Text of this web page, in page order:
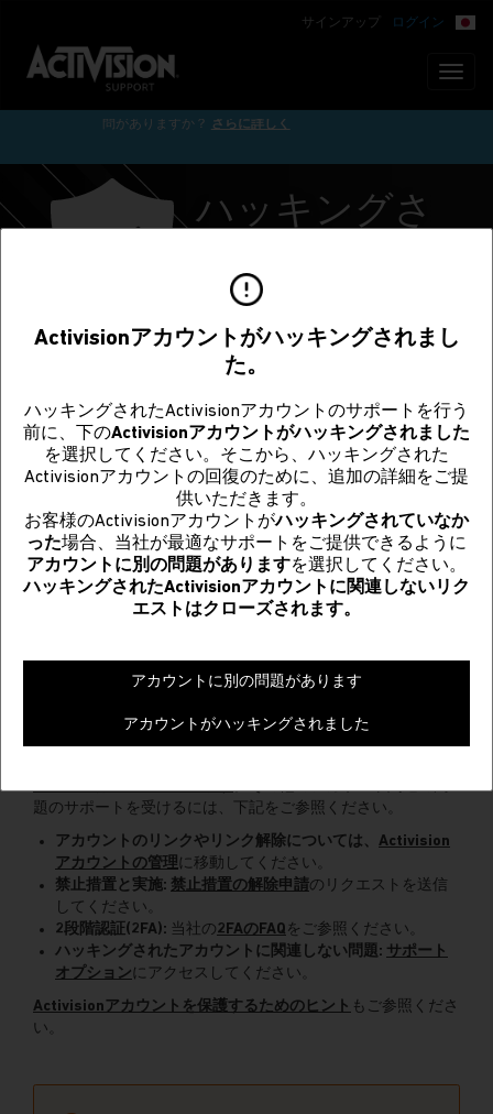
ログイン
サインアップ
問がありますか？
さらに詳しく
Activisionアカウントがハッキングされまし
た。
ハッキングされたActivisionアカウントのサポートを行う
前に、下のActivisionアカウントがハッキングされました
を選択してください。そこから、ハッキングされた
Activisionアカウントの回復のために、追加の詳細をご提
供いただきます。
お客様のActivisionアカウントがハッキングされていなか
った場合、当社が最適なサポートをご提供できるように
アカウントに別の問題がありますを選択してください。
ハッキングされたActivisionアカウントに関連しないリク
エストはクローズされます。
アカウントに別の問題があります
アカウントがハッキングされました
ハッキングさ
トの回復
ハッキングされたActivision
アカウントの回復をリクエ
ストする
開始
終了
ハッキングされたActivisionアカウントの回復のサポートを受
アカウントがハッキングされたと当社が判断した場合、、一
利用してプレイしていただけるように対応します。
クエストはクローズされます。その他のアカウント関連の問
題のサポートを受けるには、下記をご参照ください。
アカウントのリンクやリンク解除については、 Activision
アカウントの管理に移動してください。
禁止措置と実施: 禁止措置の解除申請のリクエストを送信
してください。
2段階認証(2FA): 当社の2FAのFAQ をご参照ください。
ハッキングされたアカウントに関連しない問題: サポート
オプションにアクセスしてください。
Activisionアカウントを保護するためのヒント もご参照くださ
い。